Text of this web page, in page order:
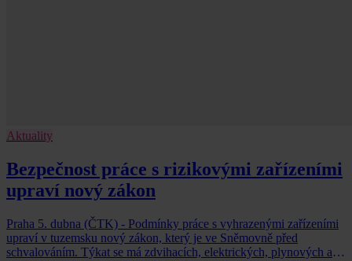
Aktuality
Bezpečnost práce s rizikovými zařízeními
upraví nový zákon
Praha 5. dubna (ČTK) - Podmínky práce s vyhrazenými zařízeními
upraví v tuzemsku nový zákon, který je ve Sněmovně před
schvalováním. Týkat se má zdvihacích, elektrických, plynových a